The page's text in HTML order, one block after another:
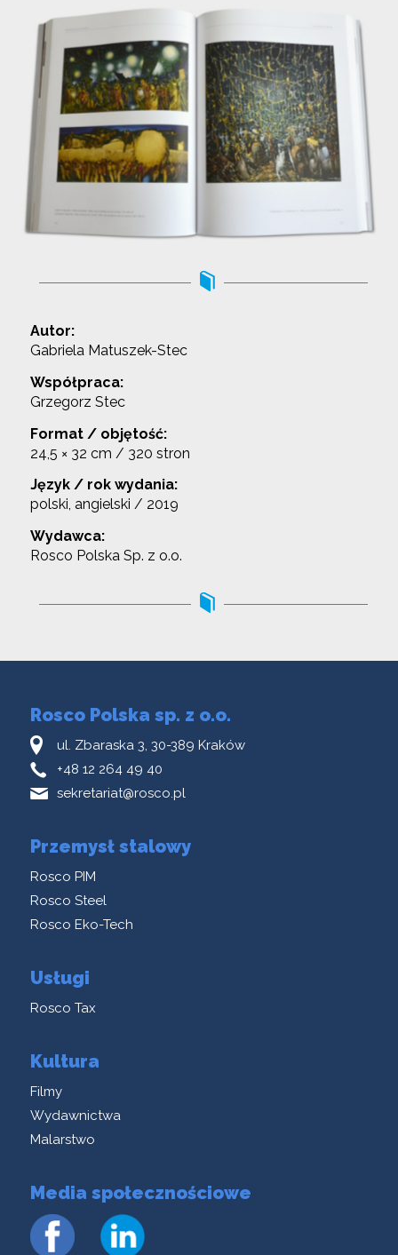
Autor:
Gabriela Matuszek-Stec
Współpraca:
Grzegorz Stec
Format / objętość:
24,5 × 32 cm / 320 stron
Język / rok wydania:
polski, angielski / 2019
Wydawca:
Rosco Polska Sp. z o.o.
Rosco Polska sp. z o.o.
ul. Zbaraska 3, 30-389 Kraków
+48 12 264 49 40
sekretariat@rosco.pl
Przemysł stalowy
Rosco PIM
Rosco Steel
Rosco Eko-Tech
Usługi
Rosco Tax
Kultura
Filmy
Wydawnictwa
Malarstwo
Media społecznościowe